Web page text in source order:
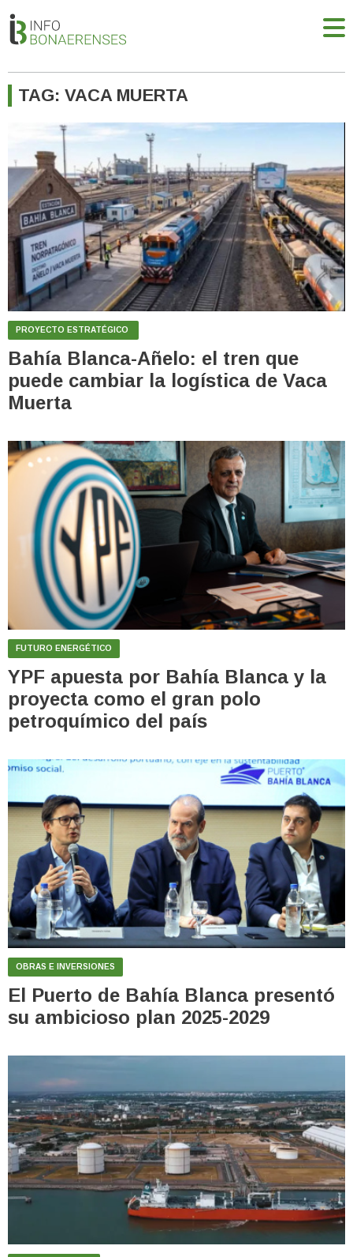
TAG: VACA MUERTA
PROYECTO ESTRATÉGICO
Bahía Blanca-Añelo: el tren que
puede cambiar la logística de Vaca
Muerta
FUTURO ENERGÉTICO
YPF apuesta por Bahía Blanca y la
proyecta como el gran polo
petroquímico del país
OBRAS E INVERSIONES
El Puerto de Bahía Blanca presentó
su ambicioso plan 2025-2029